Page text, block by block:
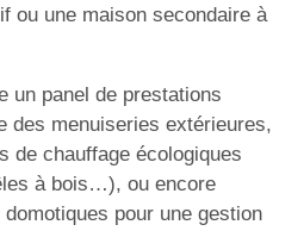
ou une maison secondaire à
un panel de prestations
des menuiseries extérieures,
de chauffage écologiques
à bois…), ou encore
pour une gestion